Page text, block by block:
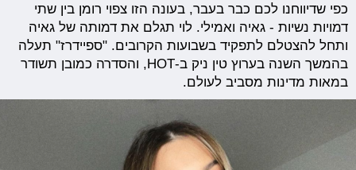
כפי שדיווחנו לכם כבר בעבר, בעונה הזו צפוי רומן בין שתי
דמויות נשיות - גאיה ואמילי. לוי תגלם את דמותה של גאיה
ותחל להצטלם לתפקיד בשבועות הקרובים. "ספיידרז" תעלה
בהמשך השנה בערוץ טין ניק ב-HOT, והסדרה כמובן תשודר
במאות מדינות מסביב לעולם.